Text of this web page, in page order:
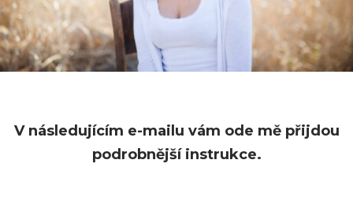
V následujícím e-mailu vám ode mě přijdou
podrobnější instrukce.